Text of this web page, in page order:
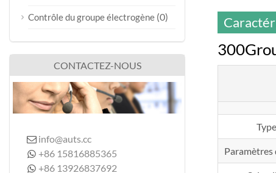
Paramètres
Contrôle du groupe électrogène (0)
CONTACTEZ-NOUS
 info@auts.cc
 +86 15816885365
 +86 13926837692